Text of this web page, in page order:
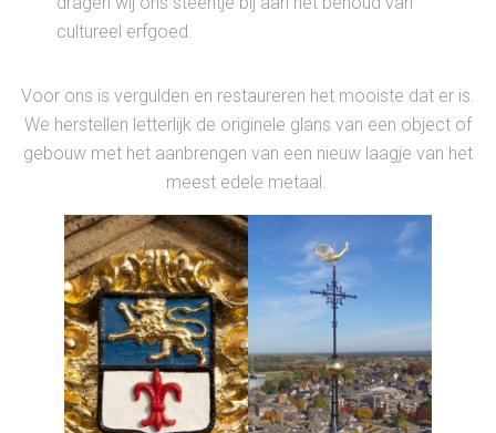
cultureel erfgoed.
Voor ons is vergulden en restaureren het mooiste dat er is.
We herstellen letterlijk de originele glans van een object of
gebouw met het aanbrengen van een nieuw laagje van het
meest edele metaal.